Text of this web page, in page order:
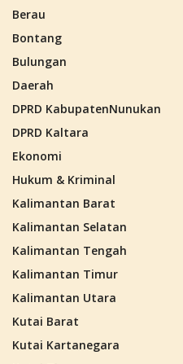
Berau
Bontang
Bulungan
Daerah
DPRD KabupatenNunukan
DPRD Kaltara
Ekonomi
Hukum & Kriminal
Kalimantan Barat
Kalimantan Selatan
Kalimantan Tengah
Kalimantan Timur
Kalimantan Utara
Kutai Barat
Kutai Kartanegara